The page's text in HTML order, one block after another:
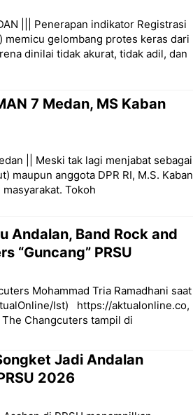
||| Penerapan indikator Registrasi
memicu gelombang protes keras dari
dinilai tidak akurat, tidak adil, dan
7 Medan, MS Kaban
|| Meski tak lagi menjabat sebagai
maupun anggota DPR RI, M.S. Kaban
Tokoh
Andalan, Band Rock and
“Guncang” PRSU
Mohammad Tria Ramadhani saat
Ist) https://aktualonline.co,
The Changcuters tampil di
Jadi Andalan
2026